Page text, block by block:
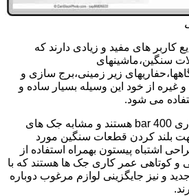
کاربر های مفید و زیادی دارند که
سنگین،ماشینهای
زیر زمینی،برج سازی و
غیره از خود این وسیله بسیار ساده و
می شود.
جکهای زیر دارای فشار کاری 400 bar هستند و مشابه جک های
بلند کردن قطعات سنگین مورد
اشتباه پیستون بهمراه استفاده از
و کوتاهی عمر کاری جک ها هستند که با
و نیز جایگزینی لوازم مرغوب دوباره